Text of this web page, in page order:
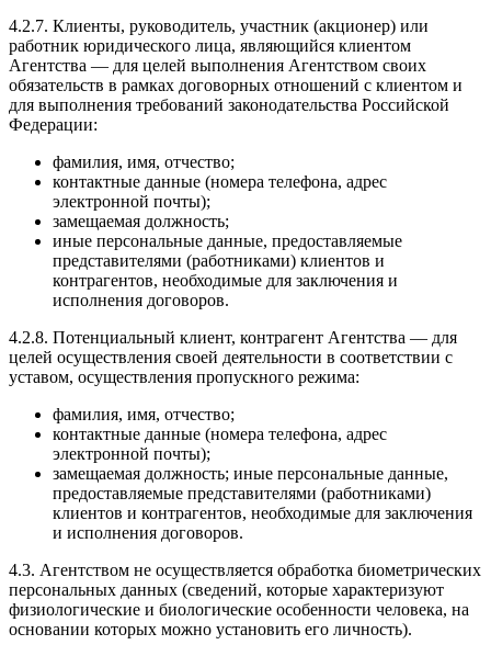
4.2.7. Клиенты, руководитель, участник (акционер) или
работник юридического лица, являющийся клиентом
Агентства — для целей выполнения Агентством своих
обязательств в рамках договорных отношений с клиентом и
для выполнения требований законодательства Российской
Федерации:
фамилия, имя, отчество;
контактные данные (номера телефона, адрес
электронной почты);
замещаемая должность;
иные персональные данные, предоставляемые
представителями (работниками) клиентов и
контрагентов, необходимые для заключения и
исполнения договоров.
4.2.8. Потенциальный клиент, контрагент Агентства — для
целей осуществления своей деятельности в соответствии с
уставом, осуществления пропускного режима:
фамилия, имя, отчество;
контактные данные (номера телефона, адрес
электронной почты);
замещаемая должность; иные персональные данные,
предоставляемые представителями (работниками)
клиентов и контрагентов, необходимые для заключения
и исполнения договоров.
4.3. Агентством не осуществляется обработка биометрических
персональных данных (сведений, которые характеризуют
физиологические и биологические особенности человека, на
основании которых можно установить его личность).